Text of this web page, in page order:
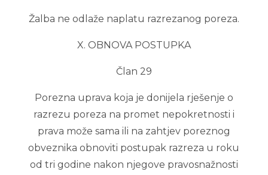
Žalba ne odlaže naplatu razrezanog poreza.
X. OBNOVA POSTUPKA
Član 29
Porezna uprava koja je donijela rješenje o
razrezu poreza na promet nepokretnosti i
prava može sama ili na zahtjev poreznog
obveznika obnoviti postupak razreza u roku
od tri godine nakon njegove pravosnažnosti